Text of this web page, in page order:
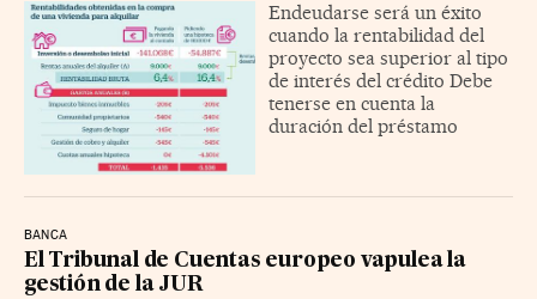
Endeudarse será un éxito
cuando la rentabilidad del
proyecto sea superior al tipo
de interés del crédito Debe
tenerse en cuenta la
duración del préstamo
BANCA
El Tribunal de Cuentas europeo vapulea la
gestión de la JUR